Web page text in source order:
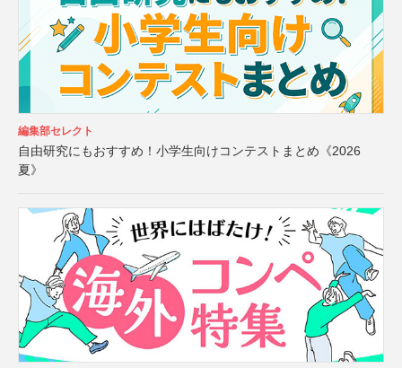
編集部セレクト
自由研究にもおすすめ！小学生向けコンテストまとめ《2026
夏》